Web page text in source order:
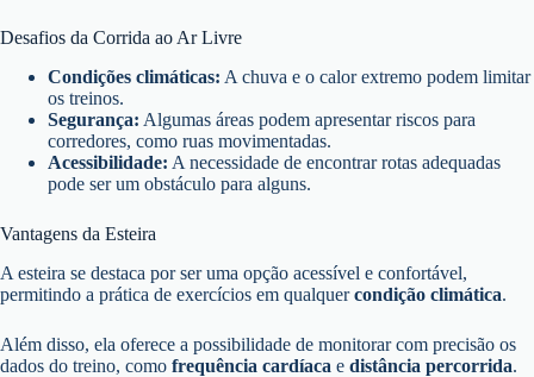
Desafios da Corrida ao Ar Livre
Condições climáticas: A chuva e o calor extremo podem limitar
os treinos.
Segurança: Algumas áreas podem apresentar riscos para
corredores, como ruas movimentadas.
Acessibilidade: A necessidade de encontrar rotas adequadas
pode ser um obstáculo para alguns.
Vantagens da Esteira
A esteira se destaca por ser uma opção acessível e confortável,
permitindo a prática de exercícios em qualquercondição climática.
Além disso, ela oferece a possibilidade de monitorar com precisão os
dados do treino, como frequência cardíaca e distância percorrida.